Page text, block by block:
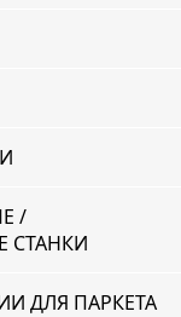
/
СТАНКИ
ДЛЯ ПАРКЕТА